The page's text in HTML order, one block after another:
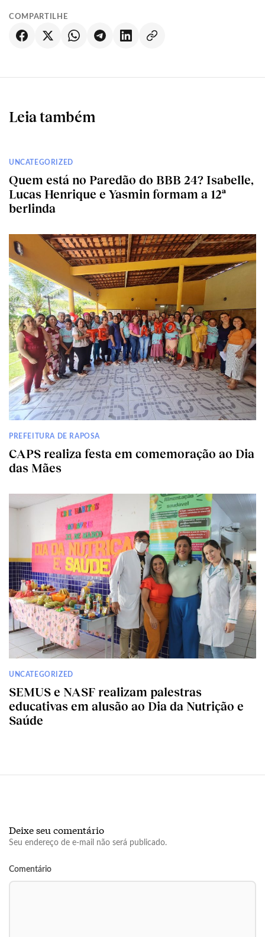
COMPARTILHE
Leia também
UNCATEGORIZED
Quem está no Paredão do BBB 24? Isabelle,
Lucas Henrique e Yasmin formam a 12ª
berlinda
PREFEITURA DE RAPOSA
CAPS realiza festa em comemoração ao Dia
das Mães
UNCATEGORIZED
SEMUS e NASF realizam palestras
educativas em alusão ao Dia da Nutrição e
Saúde
Deixe seu comentário
Seu endereço de e-mail não será publicado.
Comentário